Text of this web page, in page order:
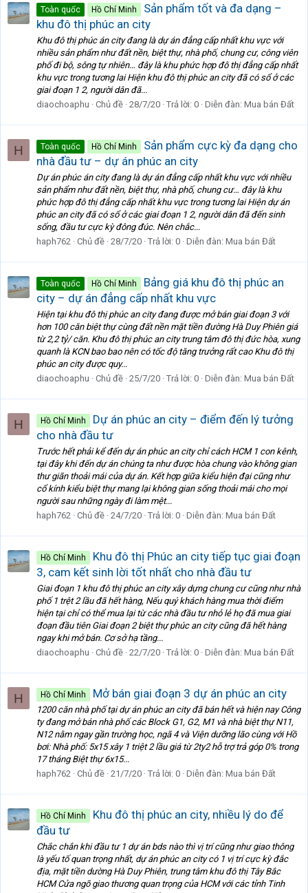
Toàn quốc Hồ Chí Minh
Sản phẩm tốt và đa dạng –
khu đô thị phúc an city
Khu đô thị phúc án city đang là dự án đẳng cấp nhất khu vực với
nhiều sản phẩm như đất nền, biệt thự, nhà phố, chung cư, công viên
phố đi bộ, sông tự nhiên… đây là khu phức hợp đô thị đẳng cấp nhất
khu vực trong tương lai Hiện khu đô thị phúc an city đã có sổ ở các
giai đoạn 1 2, người dân đã...
diaochoaphu
Chủ đề 28/7/20 Trả lời: 0 Diễn đàn: Mua bán Đất
H Toàn quốc Hồ Chí Minh
Sản phẩm cực kỳ đa dạng cho
nhà đầu tư – dự án phúc an city
Dự án phúc án city đang là dự án đẳng cấp nhất khu vực với nhiều
sản phẩm như đất nền, biệt thự, nhà phố, chung cư… đây là khu
phức hợp đô thị đẳng cấp nhất khu vực trong tương lai Hiện dự án
phúc an city đã có sổ ở các giai đoạn 1 2, người dân đã đến sinh
sống, đầu tư cực kỳ đông đúc. Nên chắc...
haph762 Chủ đề 28/7/20 Trả lời: 0 Diễn đàn: Mua bán Đất
Toàn quốc Hồ Chí Minh
Bảng giá khu đô thị phúc an
city – dự án đẳng cấp nhất khu vực
Hiện tại khu đô thị phúc an city đang được mở bán giai đoạn 3 với
hơn 100 căn biệt thự cùng đất nền mặt tiền đường Hà Duy Phiên giá
từ 2,2 tỷ/ căn. Khu đô thị phúc an city trung tâm đô thị đức hòa, xung
quanh là KCN bao bao nên có tốc độ tăng trưởng rất cao Khu đô thị
phúc an city được quy...
diaochoaphu
Chủ đề 25/7/20 Trả lời: 0 Diễn đàn: Mua bán Đất
H Hồ Chí Minh
Dự án phúc an city – điểm đến lý tưởng
cho nhà đầu tư
Trước hết phải kể đến dự án phúc an city chỉ cách HCM 1 con kênh,
tại đây khi đến dự án chúng ta như được hòa chung vào không gian
thư giãn thoải mái của dự án. Kết hợp giữa kiểu hiện đại cũng như
cổ kính kiểu biệt thự mang lại không gian sống thoải mái cho mọi
người sau những ngày đi làm mệt...
haph762 Chủ đề 24/7/20 Trả lời: 0 Diễn đàn: Mua bán Đất
Hồ Chí Minh
Khu đô thị Phúc an city tiếp tục giai đoạn
3, cam kết sinh lời tốt nhất cho nhà đầu tư
Giai đoạn 1 khu đô thị phúc an city xây dựng chung cư cũng như nhà
phố 1 trệt 2 lầu đã hết hàng, Nếu quý khách hàng mua thời điểm
hiện tại chỉ có thể mua lại từ các nhà đầu tư nhỏ lẻ họ đã mua giai
đoạn đầu tiên Giai đoạn 2 biệt thự phúc an city cũng đã hết hàng
ngay khi mở bán. Cơ sở hạ tầng...
diaochoaphu
Chủ đề 22/7/20 Trả lời: 0 Diễn đàn: Mua bán Đất
H Hồ Chí Minh Mở bán giai đoạn 3 dự án phúc an city
1200 căn nhà phố tại dự án phúc an city đã bán hết và hiện nay Công
ty đang mở bán nhà phố các Block G1, G2, M1 và nhà biệt thự N11,
N12 nằm ngay gần trường học, ngã 4 và Viện dưỡng lão cùng với Hồ
bơi: Nhà phố: 5x15 xây 1 triệt 2 lầu giá từ 2ty2 hỗ trợ trả góp 0% trong
17 tháng Biệt thự 6x15...
haph762 Chủ đề 21/7/20 Trả lời: 0 Diễn đàn: Mua bán Đất
Hồ Chí Minh
Khu đô thị phúc an city, nhiều lý do để
đầu tư
Chắc chắn khi đầu tư 1 dự án bds nào thì vị trí cũng như giao thông
là yếu tố quan trọng nhất, dự án phúc an city có 1 vị trí cực kỳ đắc
địa, mặt tiền dường Hà Duy Phiên, trung tâm khu đô thị Tây Bắc
HCM Cửa ngõ giao thương quan trọng của HCM với các tỉnh Tinh